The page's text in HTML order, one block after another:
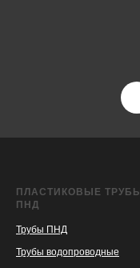
ПЛАСТИКОВЫЕ ТРУБЫ
ПНД
Трубы ПНД
Трубы водопроводные